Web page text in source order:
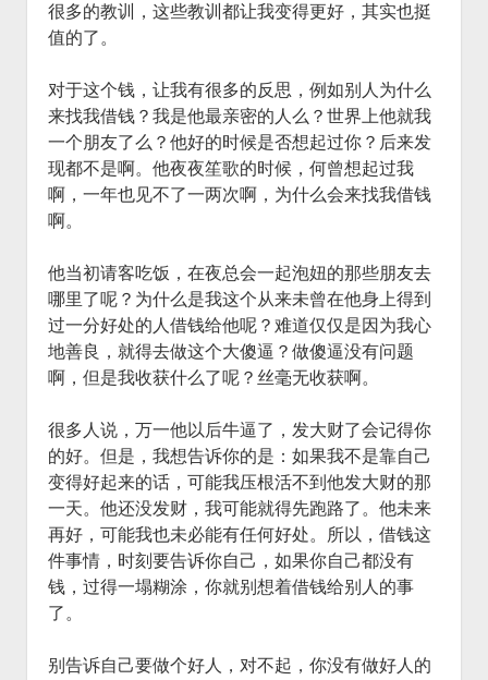
很多的教训，这些教训都让我变得更好，其实也挺
值的了。
对于这个钱，让我有很多的反思，例如别人为什么
来找我借钱？我是他最亲密的人么？世界上他就我
一个朋友了么？他好的时候是否想起过你？后来发
现都不是啊。他夜夜笙歌的时候，何曾想起过我
啊，一年也见不了一两次啊，为什么会来找我借钱
啊。
他当初请客吃饭，在夜总会一起泡妞的那些朋友去
哪里了呢？为什么是我这个从来未曾在他身上得到
过一分好处的人借钱给他呢？难道仅仅是因为我心
地善良，就得去做这个大傻逼？做傻逼没有问题
啊，但是我收获什么了呢？丝毫无收获啊。
很多人说，万一他以后牛逼了，发大财了会记得你
的好。但是，我想告诉你的是：如果我不是靠自己
变得好起来的话，可能我压根活不到他发大财的那
一天。他还没发财，我可能就得先跑路了。他未来
再好，可能我也未必能有任何好处。所以，借钱这
件事情，时刻要告诉你自己，如果你自己都没有
钱，过得一塌糊涂，你就别想着借钱给别人的事
了。
别告诉自己要做个好人，对不起，你没有做好人的